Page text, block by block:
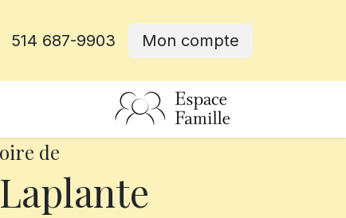
514 687-9903 Mon compte
de